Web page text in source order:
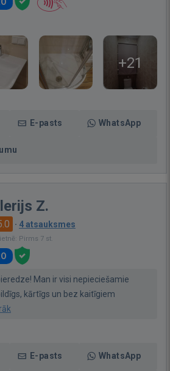
+21
E-pasts WhatsApp
Z.
· 4 atsauksmes
Pirms 7 st.
Man ir visi nepieciešamie
kārtīgs un bez kaitīgiem
E-pasts WhatsApp